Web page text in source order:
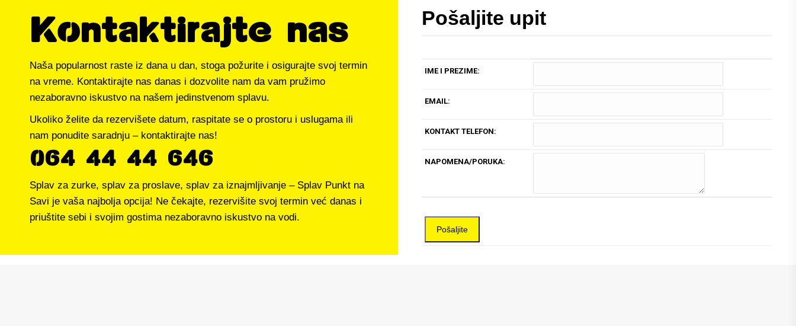
Kontaktirajte nas
Naša popularnost raste iz dana u dan, stoga požurite i osigurajte svoj termin
na vreme. Kontaktirajte nas danas i dozvolite nam da vam pružimo
nezaboravno iskustvo na našem jedinstvenom splavu.
Ukoliko želite da rezervišete datum, raspitate se o prostoru i uslugama ili
nam ponudite saradnju – kontaktirajte nas!
064 44 44 646
Splav za zurke, splav za proslave, splav za iznajmljivanje – Splav Punkt na
Savi je vaša najbolja opcija! Ne čekajte, rezervišite svoj termin već danas i
priuštite sebi i svojim gostima nezaboravno iskustvo na vodi.
Pošaljite upit
IME I PREZIME:
EMAIL:
KONTAKT TELEFON:
NAPOMENA/PORUKA: